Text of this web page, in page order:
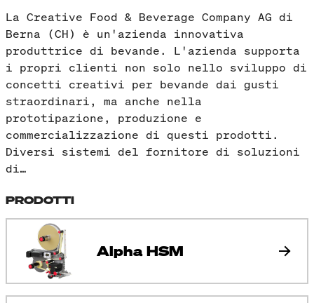
La Creative Food & Beverage Company AG di
Berna (CH) è un'azienda innovativa
produttrice di bevande. L'azienda supporta
i propri clienti non solo nello sviluppo di
concetti creativi per bevande dai gusti
straordinari, ma anche nella
prototipazione, produzione e
commercializzazione di questi prodotti.
Diversi sistemi del fornitore di soluzioni
di…
PRODOTTI
Alpha HSM